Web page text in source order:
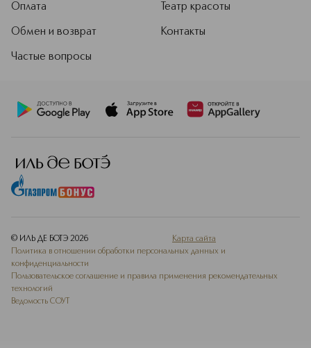
Оплата
Обмен и возврат
Частые вопросы
Театр красоты
Контакты
© ИЛЬ ДЕ БОТЭ 2026
Карта сайта
Политика в отношении обработки персональных данных и
конфиденциальности
Пользовательское соглашение и правила применения рекомендательных
технологий
Ведомость СОУТ